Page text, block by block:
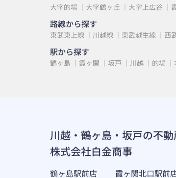
大字的場 大字鶴ヶ丘 大字上広谷
路線から探す
東武東上線 川越線 東武越生線 西
駅から探す
鶴ヶ島 霞ヶ関 坂戸 川越 的場
川越・鶴ヶ島・坂戸の不動
株式会社白金商事
鶴ヶ島駅前店 霞ヶ関北口駅前